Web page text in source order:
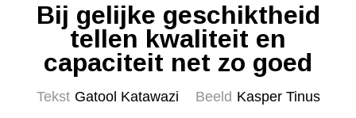
Bij gelijke geschiktheid
tellen kwaliteit en
capaciteit net zo goed
Tekst Gatool Katawazi Beeld Kasper Tinus